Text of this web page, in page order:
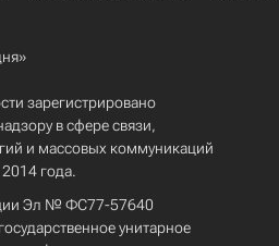
зарегистрировано
в сфере связи,
и массовых коммуникаций
года.
Эл № ФС77-57640
унитарное